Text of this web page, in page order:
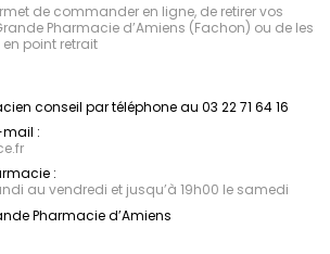
de commander en ligne, de retirer vos
Pharmacie d’Amiens (Fachon) ou de les
point retrait
conseil par téléphone au 03 22 71 64 16
:
:
au vendredi et jusqu’à 19h00 le samedi
Pharmacie d’Amiens